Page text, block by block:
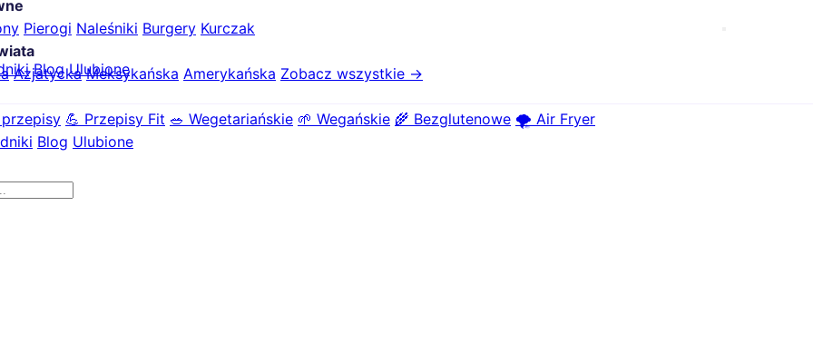
Pierogi Naleśniki Burgery Kurczak
Azjatycka Meksykańska Amerykańska Zobacz wszystkie →
💪 Przepisy Fit 🥗 Wegetariańskie 🌱 Wegańskie 🌾 Bezglutenowe 🌪️ Air Fryer
Blog Ulubione
Blog Ulubione